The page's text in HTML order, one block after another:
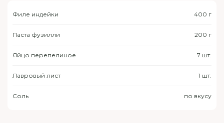
Филе индейки 400 г
Паста фузилли 200 г
Яйцо перепелиное 7 шт.
Лавровый лист 1 шт.
Соль по вкусу